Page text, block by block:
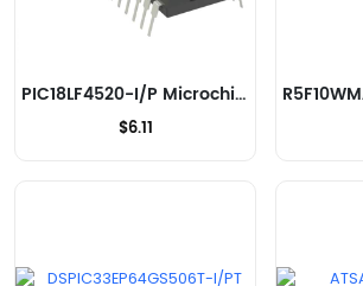
PIC18LF4520-I/P Microchip Technology Microcontrôleurs
$6.11